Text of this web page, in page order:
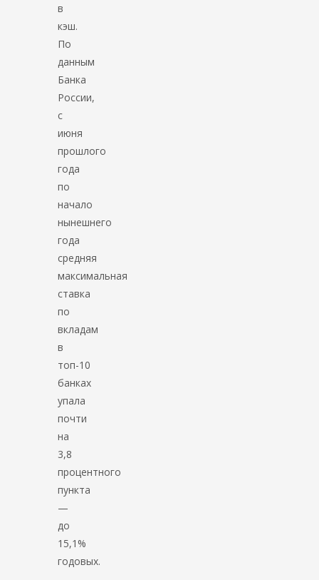
в
кэш.
По
данным
Банка
России,
с
июня
прошлого
года
по
начало
нынешнего
года
средняя
максимальная
ставка
по
вкладам
в
топ-10
банках
упала
почти
на
3,8
процентного
пункта
—
до
15,1%
годовых.